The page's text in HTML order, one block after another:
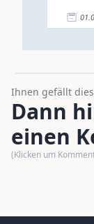
Ihnen gefällt
Dann
einen
(Klicken um